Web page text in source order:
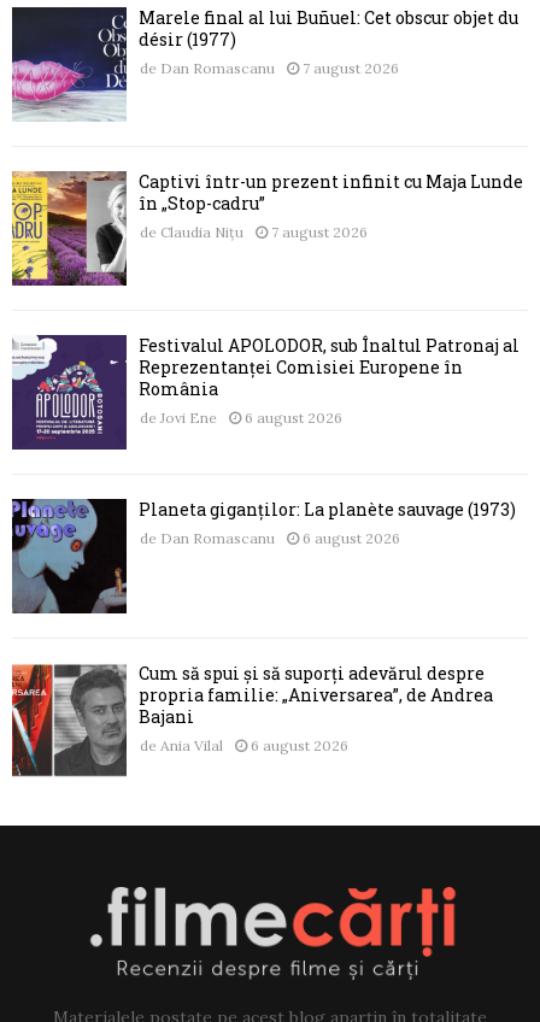
Marele final al lui Buñuel: Cet obscur objet du
désir (1977)
de Dan Romascanu 7 august 2026
Captivi într-un prezent infinit cu Maja Lunde
în „Stop-cadru”
de Claudia Nițu 7 august 2026
Festivalul APOLODOR, sub Înaltul Patronaj al
Reprezentanței Comisiei Europene în
România
de Jovi Ene 6 august 2026
Planeta giganților: La planète sauvage (1973)
de Dan Romascanu 6 august 2026
Cum să spui și să suporți adevărul despre
propria familie: „Aniversarea”, de Andrea
Bajani
de Ania Vilal 6 august 2026
Materialele postate pe acest blog aparțin în totalitate